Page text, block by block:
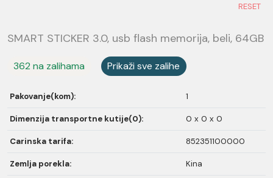
RESET
SMART STICKER 3.0, usb flash memorija, beli, 64GB
362 na zalihama Prikaži sve zalihe
Pakovanje(kom): 1
Dimenzija transportne kutije(0): 0 x 0 x 0
Carinska tarifa: 852351100000
Zemlja porekla: Kina